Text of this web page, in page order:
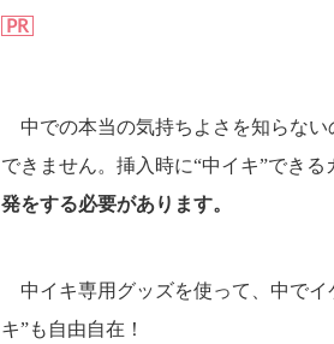
PR
中での本当の気持ちよさを知らない
できません。挿入時に“中イキ”できる
発をする必要があります。
中イキ専用グッズを使って、中でイ
キ”も自由自在！